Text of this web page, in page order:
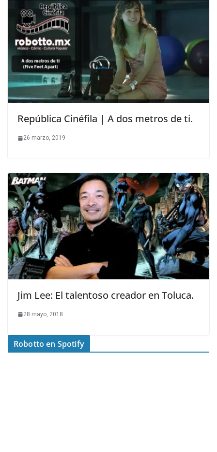
República Cinéfila | A dos metros de ti.
26 marzo, 2019
Jim Lee: El talentoso creador en Toluca.
28 mayo, 2018
Robotto en Spotify